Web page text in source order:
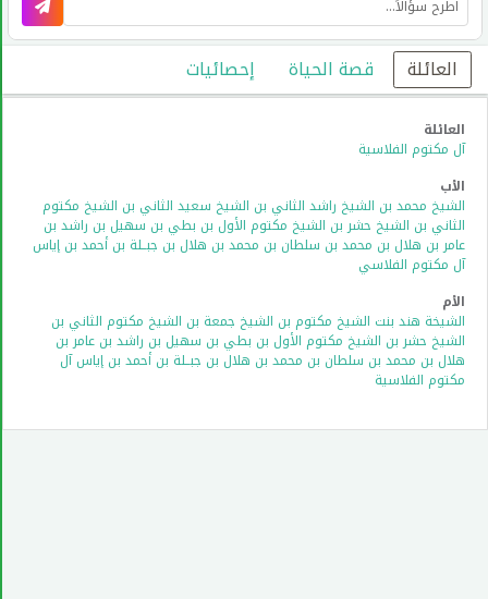
العائلة قصة الحياة إحصائيات
العائلة
آل مكتوم الفلاسية
الأب
الشيخ محمد بن الشيخ راشد الثاني بن الشيخ سعيد الثاني بن الشيخ مكتوم
الثاني بن الشيخ حشر بن الشيخ مكتوم الأول بن بطي بن سهيل بن راشد بن
عامر بن هلال بن محمد بن سلطان بن محمد بن هلال بن جبــلة بن أحمد بن إياس
آل مكتوم الفلاسي
الأم
الشيخة هند بنت الشيخ مكتوم بن الشيخ جمعة بن الشيخ مكتوم الثاني بن
الشيخ حشر بن الشيخ مكتوم الأول بن بطي بن سهيل بن راشد بن عامر بن
هلال بن محمد بن سلطان بن محمد بن هلال بن جبــلة بن أحمد بن إياس آل
مكتوم الفلاسية